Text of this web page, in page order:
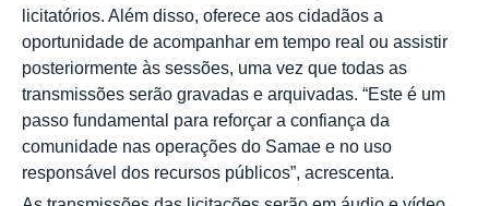
licitatórios. Além disso, oferece aos cidadãos a
oportunidade de acompanhar em tempo real ou assistir
posteriormente às sessões, uma vez que todas as
transmissões serão gravadas e arquivadas. “Este é um
passo fundamental para reforçar a confiança da
comunidade nas operações do Samae e no uso
responsável dos recursos públicos”, acrescenta.